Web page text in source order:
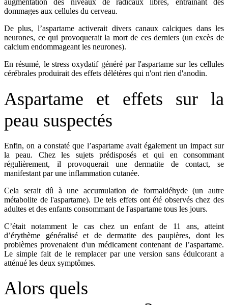
dommages aux cellules du cerveau.
De plus, l’aspartame activerait divers canaux calciques dans les
neurones, ce qui provoquerait la mort de ces derniers (un excès de
calcium endommageant les neurones).
En résumé, le stress oxydatif généré par l'aspartame sur les cellules
cérébrales produirait des effets délétères qui n'ont rien d'anodin.
Aspartame et effets sur la
peau suspectés
Enfin, on a constaté que l’aspartame avait également un impact sur
la peau. Chez les sujets prédisposés et qui en consommant
régulièrement, il provoquerait une dermatite de contact, se
manifestant par une inflammation cutanée.
Cela serait dû à une accumulation de formaldéhyde (un autre
métabolite de l'aspartame). De tels effets ont été observés chez des
adultes et des enfants consommant de l'aspartame tous les jours.
C’était notamment le cas chez un enfant de 11 ans, atteint
d’érythème généralisé et de dermatite des paupières, dont les
problèmes provenaient d'un médicament contenant de l’aspartame.
Le simple fait de le remplacer par une version sans édulcorant a
atténué les deux symptômes.
Alors quels